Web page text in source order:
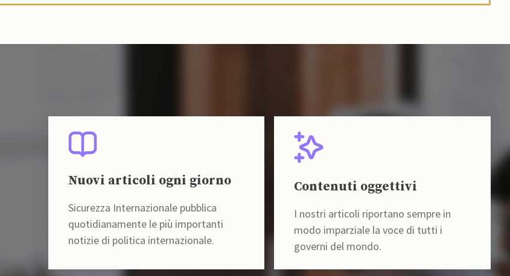
Nuovi articoli ogni giorno
Sicurezza Internazionale pubblica
quotidianamente le più importanti
notizie di politica internazionale.
Contenuti oggettivi
I nostri articoli riportano sempre in
modo imparziale la voce di tutti i
governi del mondo.